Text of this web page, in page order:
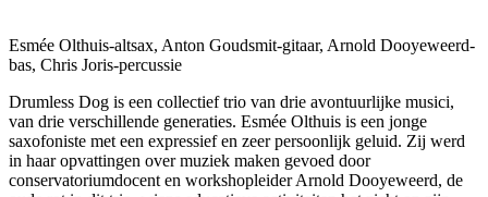
Esmée Olthuis-altsax, Anton Goudsmit-gitaar, Arnold Dooyeweerd-
bas, Chris Joris-percussie
Drumless Dog is een collectief trio van drie avontuurlijke musici,
van drie verschillende generaties. Esmée Olthuis is een jonge
saxofoniste met een expressief en zeer persoonlijk geluid. Zij werd
in haar opvattingen over muziek maken gevoed door
conservatoriumdocent en workshopleider Arnold Dooyeweerd, de